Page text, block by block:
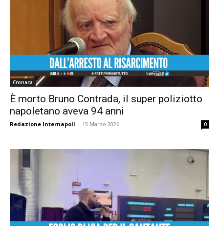
Cronaca
È morto Bruno Contrada, il super poliziotto
napoletano aveva 94 anni
Redazione Internapoli - 13 Marzo 2026 0